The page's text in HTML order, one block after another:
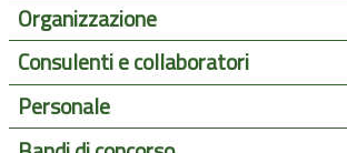
Organizzazione
Consulenti e collaboratori
Personale